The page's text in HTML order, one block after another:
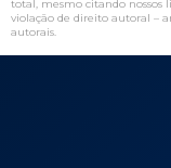
total, mesmo citando nossos
violação de direito autoral –
autorais.